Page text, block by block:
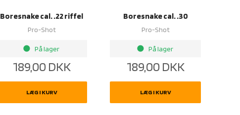
Boresnake cal. .22 riffel
Pro-Shot
brightness_1 På lager
189,00 DKK
LÆG I KURV
Boresnake cal. .30
Pro-Shot
brightness_1 På lager
189,00 DKK
LÆG I KURV